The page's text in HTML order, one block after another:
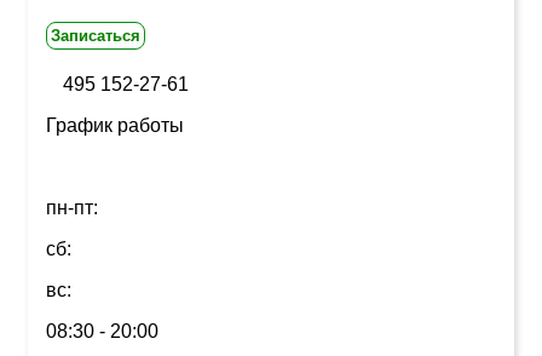
Записаться
495 152-27-61
График работы
пн-пт:
сб:
вс:
08:30 - 20:00